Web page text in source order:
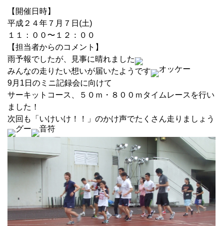
【開催日時】
平成２４年７月７日(土)
１１：００〜１２：００
【担当者からのコメント】
雨予報でしたが、見事に晴れました
みんなの走りたい想いが届いたようです
9月1日のミニ記録会に向けて
サーキットコース、５０ｍ・８００ｍタイムレースを行い
ました！
次回も「いけいけ！！」のかけ声でたくさん走りましょう